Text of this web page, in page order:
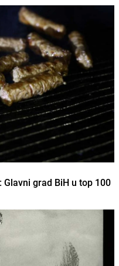
grad BiH u top 100